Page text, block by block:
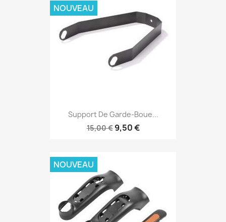
Support De Garde-Boue...
15,00 € 9,50 €
NOUVEAU
NOUVEAU